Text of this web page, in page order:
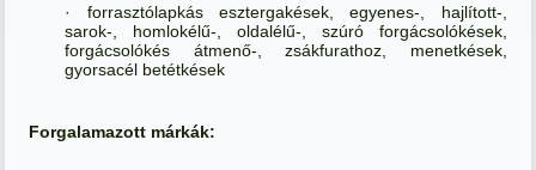
· forrasztólapkás esztergakések, egyenes-, hajlított-,
sarok-, homlokélű-, oldalélű-, szúró forgácsolókések,
forgácsolókés átmenő-, zsákfurathoz, menetkések,
gyorsacél betétkések
Forgalamazott márkák: